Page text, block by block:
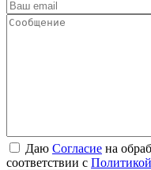
Даю Согласие на
соответствии с